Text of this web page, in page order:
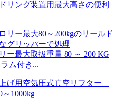
リング装置用最大高さの便利
ー最大取扱重量 80 ～ 200 KG
ム付き...